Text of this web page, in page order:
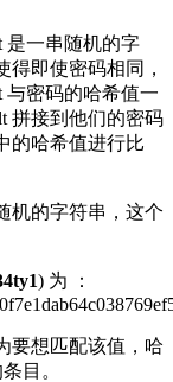
是一串随机的字
即使密码相同，
与密码的哈希值一
拼接到他们的密码
的哈希值进行比
机的字符串，这个
) 为 ：
要想匹配该值，哈
目。